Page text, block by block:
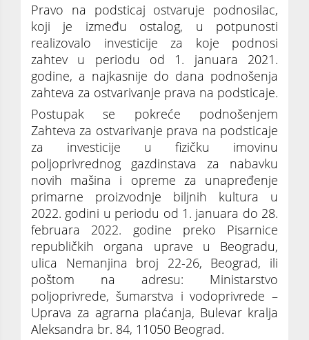
Pravo na podsticaj ostvaruje podnosilac,
koji je između ostalog, u potpunosti
realizovalo investicije za koje podnosi
zahtev u periodu od 1. januara 2021.
godine, a najkasnije do dana podnošenja
zahteva za ostvarivanje prava na podsticaje.
Postupak se pokreće podnošenjem
Zahteva za ostvarivanje prava na podsticaje
za investicije u fizičku imovinu
poljoprivrednog gazdinstava za nabavku
novih mašina i opreme za unapređenje
primarne proizvodnje biljnih kultura u
2022. godini u periodu od 1. januara do 28.
februara 2022. godine preko Pisarnice
republičkih organa uprave u Beogradu,
ulica Nemanjina broj 22-26, Beograd, ili
poštom na adresu: Ministarstvo
poljoprivrede, šumarstva i vodoprivrede –
Uprava za agrarna plaćanja, Bulevar kralja
Aleksandra br. 84, 11050 Beograd.